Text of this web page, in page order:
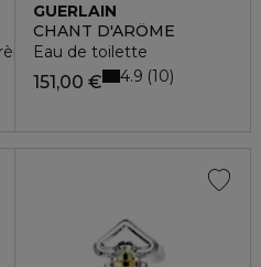
mains
GUERLAIN
CHANT D'ARÔME
Eau de toilette
151,00 € 4.9 10